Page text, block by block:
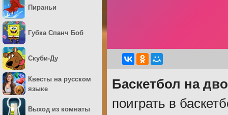
Баскетбол на
поиграть в
Пираньи
Губка Спанч Боб
Скуби-Ду
Квесты на русском
языке
Выход из комнаты